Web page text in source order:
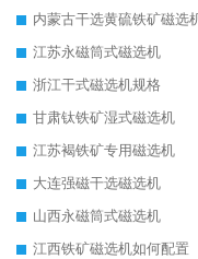
内蒙古干选黄硫铁矿磁选
江苏永磁筒式磁选机
浙江干式磁选机规格
甘肃钛铁矿湿式磁选机
江苏褐铁矿专用磁选机
大连强磁干选磁选机
山西永磁筒式磁选机
江西铁矿磁选机如何配置